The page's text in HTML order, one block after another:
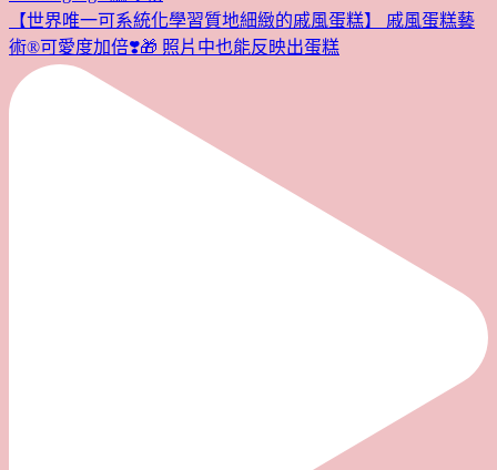
【世界唯一可系統化學習質地細緻的戚風蛋糕】 戚風蛋糕藝
術®︎可愛度加倍❣️🎁 照片中也能反映出蛋糕